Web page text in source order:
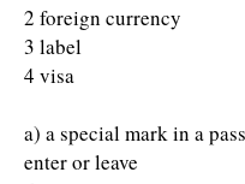
2 foreign currency
3 label
4 visa
a) a special mark in a
enter or leave